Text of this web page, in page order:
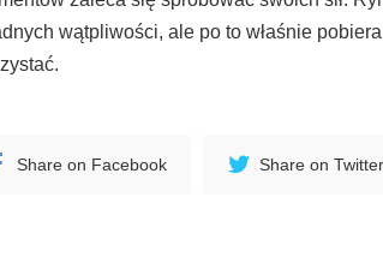
wątpliwości, ale po to właśnie
Share on Facebook Share on Twitter